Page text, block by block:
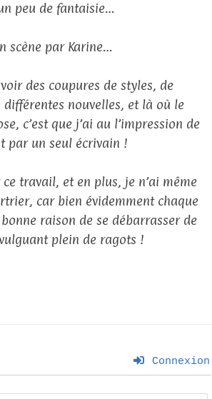
peu de fantaisie…
scène par Karine…
des coupures de styles, de
différentes nouvelles, et là où le
c’est que j’ai au l’impression de
par un seul écrivain !
travail, et en plus, je n’ai même
car bien évidemment chaque
raison de se débarrasser de
plein de ragots !
Connexion